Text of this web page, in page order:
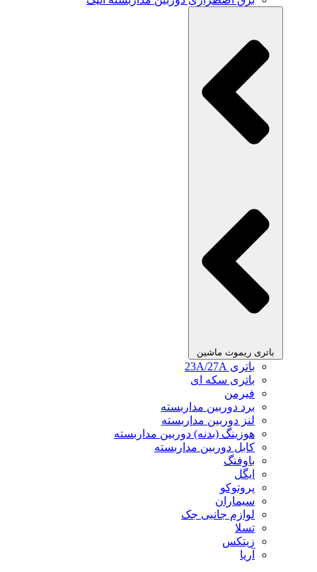
باتری ریموت ماشین
باتری 23A/27A
باتری سکه ای
فیرمن
برد دوربین مداربسته
لنز دوربین مداربسته
هوزینگ (بدنه) دوربین مداربسته
کابل دوربین مداربسته
باوفنگ
ایگل
پروتوکو
سیماران
لوازم جانبی جک
تسلا
زیتکس
آریا